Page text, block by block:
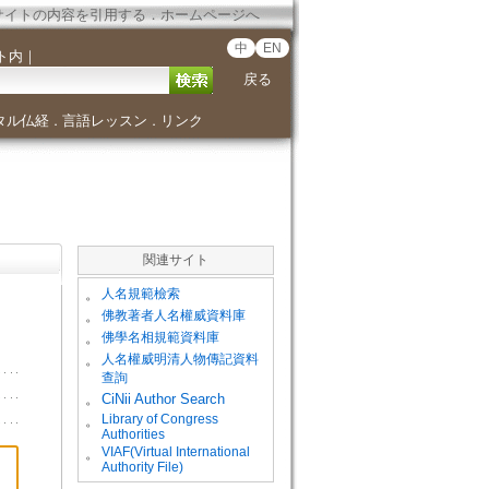
イトの内容を引用する．ホームページへ
内 ｜ 中 EN
戻る
ル仏経． 言語レッスン ． リンク
関連サイト
。 人名規範檢索
。 佛教著者人名權威資料庫
。 佛學名相規範資料庫
。
人名權威明清人物傳記資料
查詢
。
CiNii Author Search
。
Library of Congress
Authorities
。
VIAF(Virtual International
Authority File)